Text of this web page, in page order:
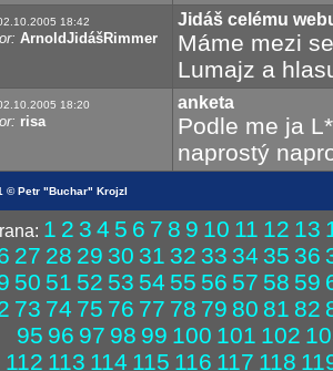
18:42
ArnoldJidášRimmer
Jidáš celému
Máme mezi
Lumajz a
18:20
risa
anketa
Podle me ja
naprostý
© Petr "Buchar" Krojzl
1 2 3 4 5 6 7 8 9 10 11 12 13
27 28 29 30 31 32 33 34 35 36
50 51 52 53 54 55 56 57 58 59
73 74 75 76 77 78 79 80 81 82
95 96 97 98 99 100 101 102
112 113 114 115 116 117 118